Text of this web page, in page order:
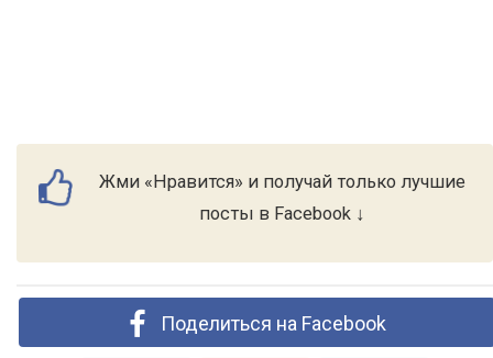
Жми «Нравится» и получай только лучшие
посты в Facebook ↓
Поделиться на Facebook